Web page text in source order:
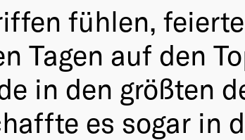
fühlen,
Tagen auf den
in den größten
es sogar in